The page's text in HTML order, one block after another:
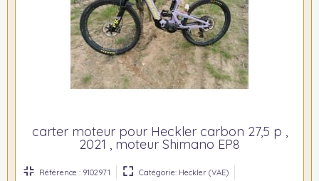
carter moteur pour Heckler carbon 27,5 p ,
2021 , moteur Shimano EP8
Référence : 9102971
Catégorie: Heckler (VAE)